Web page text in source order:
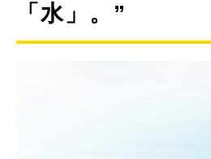
「水」。”